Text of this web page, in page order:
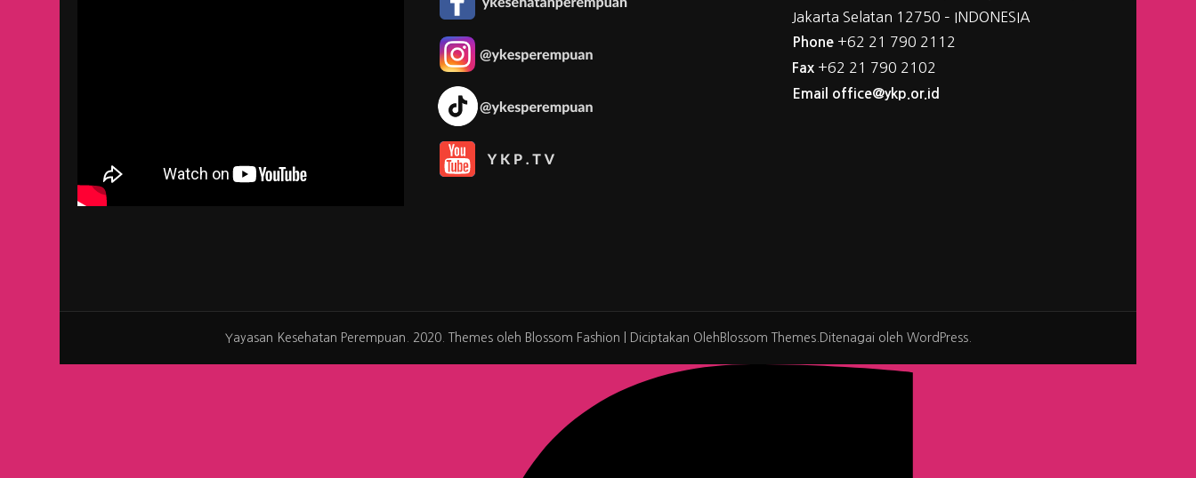
Jakarta Selatan 12750 – INDONESIA
Phone +62 21 790 2112
Fax +62 21 790 2102
Email office@ykp.or.id
Yayasan Kesehatan Perempuan. 2020. Themes oleh Blossom Fashion | Diciptakan Oleh Blossom Themes.Ditenagai oleh WordPress.